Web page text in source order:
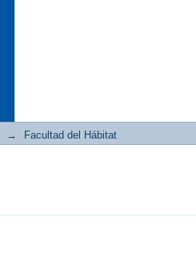
→ Facultad del Hábitat